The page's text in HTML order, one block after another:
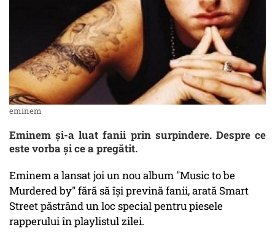
eminem
Eminem și-a luat fanii prin surpindere. Despre ce
este vorba și ce a pregătit.
Eminem a lansat joi un nou album "Music to be
Murdered by" fără să își prevină fanii, arată Smart
Street păstrând un loc special pentru piesele
rapperului în playlistul zilei.